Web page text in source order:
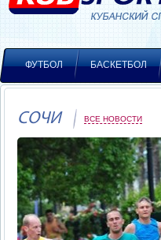
ФУТБОЛ БАСКЕТБОЛ
СОЧИ ВСЕ НОВОСТИ